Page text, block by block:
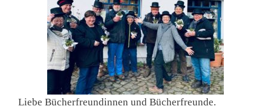
Liebe Bücherfreundinnen und Bücherfreunde.